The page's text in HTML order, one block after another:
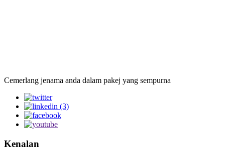
Cemerlang jenama anda dalam pakej yang sempurna
Kenalan